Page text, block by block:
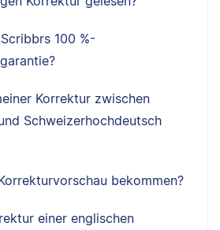
100 %-
Korrektur zwischen
Schweizerhochdeutsch
bekommen?
einer englischen